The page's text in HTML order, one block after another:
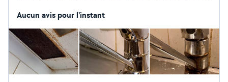
Aucun avis pour l'instant